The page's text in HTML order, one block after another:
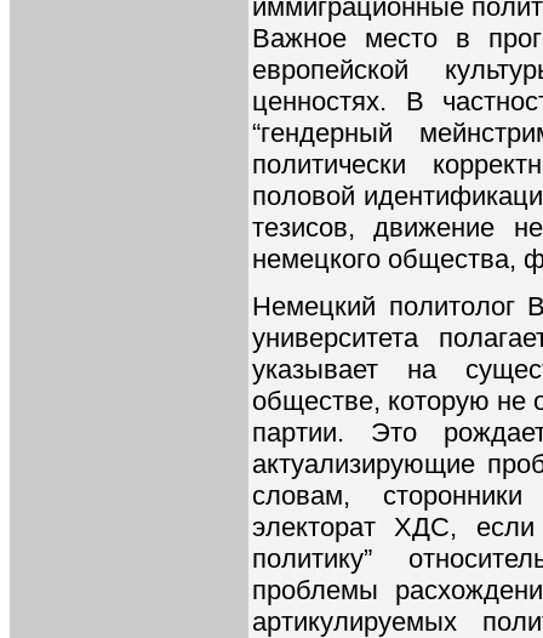
иммиграционные
Важное место в
европейской
ценностях. В
“гендерный
политически
половой
тезисов, движение
немецкого общества,
Немецкий политолог
университета
указывает на
обществе, которую не
партии. Это
актуализирующие
словам,
электорат ХДС,
политику”
проблемы
артикулируемых